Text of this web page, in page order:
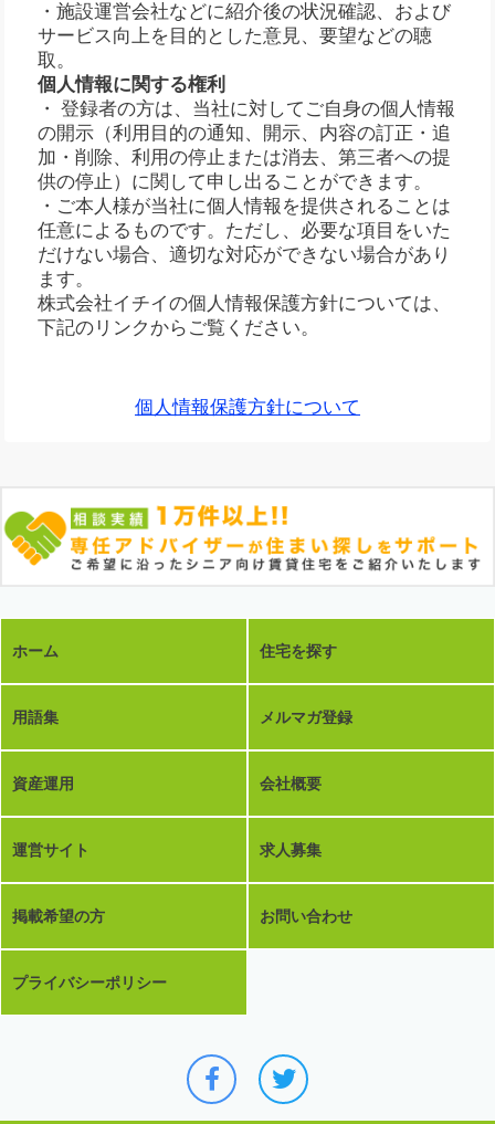
・施設運営会社などに紹介後の状況確認、および
サービス向上を目的とした意見、要望などの聴
取。
個人情報に関する権利
・ 登録者の方は、当社に対してご自身の個人情報
の開示（利用目的の通知、開示、内容の訂正・追
加・削除、利用の停止または消去、第三者への提
供の停止）に関して申し出ることができます。
・ご本人様が当社に個人情報を提供されることは
任意によるものです。ただし、必要な項目をいた
だけない場合、適切な対応ができない場合があり
ます。
株式会社イチイの個人情報保護方針については、
下記のリンクからご覧ください。
個人情報保護方針について
ホーム 住宅を探す
用語集 メルマガ登録
資産運用 会社概要
運営サイト 求人募集
掲載希望の方 お問い合わせ
プライバシーポリシー